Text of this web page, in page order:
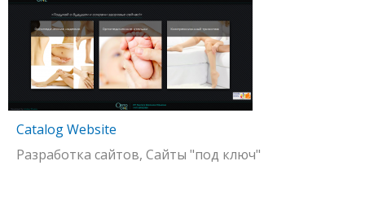
Catalog Website
Разработка сайтов, Сайты "под ключ"